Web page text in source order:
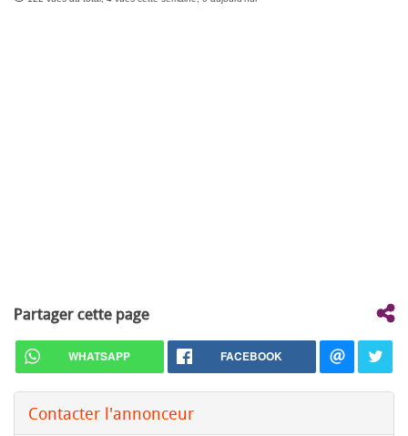
Partager cette page
WHATSAPP FACEBOOK
Contacter l'annonceur